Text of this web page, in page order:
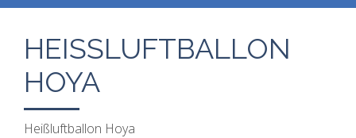
HEISSLUFTBALLON H
OYA
Heißluftballon Hoya